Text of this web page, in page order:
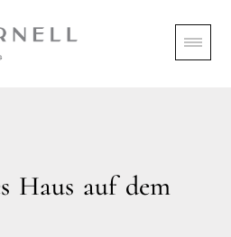
s Haus auf dem